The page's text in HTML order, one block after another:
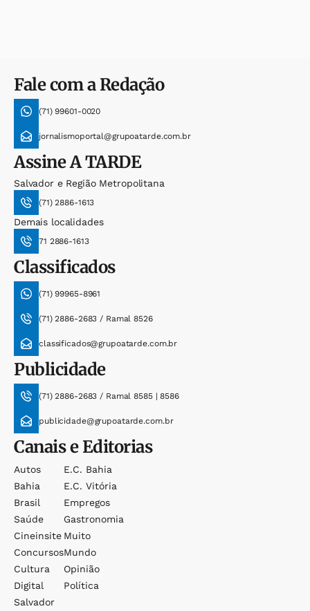
Fale com a Redação
(71) 99601-0020
jornalismoportal@grupoatarde.com.br
AssineA TARDE
Salvador e Região Metropolitana
(71) 2886-1613
Demais localidades
71 2886-1613
Classificados
(71) 99965-8961
(71) 2886-2683 / Ramal 8526
classificados@grupoatarde.com.br
Publicidade
(71) 2886-2683 / Ramal 8585 | 8586
publicidade@grupoatarde.com.br
Canais e Editorias
Autos
Bahia
Brasil
Saúde
Cineinsite
Concursos
Cultura
Digital
Salvador
E.c. Bahia
E.c. Vitória
Empregos
Gastronomia
Muito
Mundo
Opinião
Política